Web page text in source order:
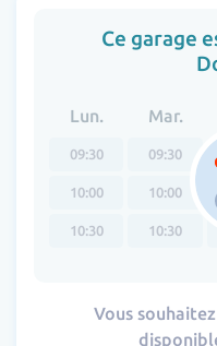
Ce garage
Lun.
09:30
10:00
10:30
Mar.
09:30
10:00
10:30
Vous